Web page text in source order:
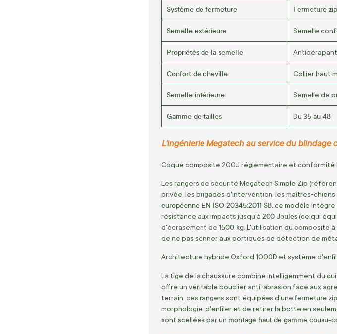
Système de fermeture Fermeture
Semelle extérieure Semelle
Propriétés de la semelle
Confort de cheville Collier haut
Semelle intérieure Semelle de
Gamme de tailles Du 35 au 48
L'ingénierie Megatech au service du blindage
Coque composite 200J réglementaire et conformité
Les rangers de sécurité Megatech Simple Zip
privée, les brigades d'intervention, les maîtres-
européenne EN ISO 20345:2011 SB , ce modèle intègre
résistance aux impacts jusqu'à 200 Joules(ce qui
d'écrasement de 1500 kg . L'utilisation du composite
de ne pas sonner aux portiques de détection de
Architecture hybride Oxford 1000D et système
La tige de la chaussure combine intelligemment du
offre un véritable bouclier anti-abrasion face aux
terrain, ces rangers sont équipées d'une fermeture
morphologie, d'enfiler et de retirer la botte en
sont scellées par un montage haut de gamme cousu-